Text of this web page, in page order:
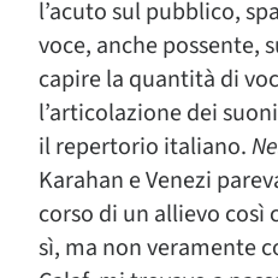
l’acuto sul pubblico,
voce, anche possente,
capire la quantità di
l’articolazione dei
il repertorio italiano.
Karahan e Venezi
corso di un allievo così
sì, ma non veramente